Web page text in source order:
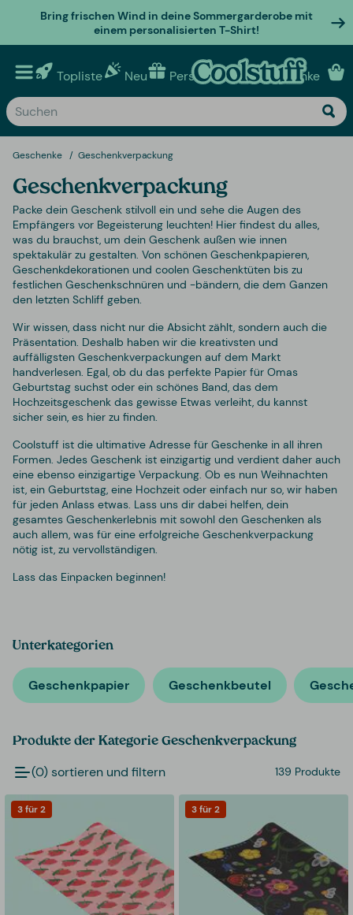
Bring frischen Wind in deine Sommergarderobe mit
einem personalisierten T-Shirt!
Topliste Neu Personalisierte geschenke
Geschenke Geschenkverpackung
Geschenkverpackung
Packe dein Geschenk stilvoll ein und sehe die Augen des
Empfängers vor Begeisterung leuchten! Hier findest du alles,
was du brauchst, um dein Geschenk außen wie innen
spektakulär zu gestalten. Von schönen Geschenkpapieren,
Geschenkdekorationen und coolen Geschenktüten bis zu
festlichen Geschenkschnüren und -bändern, die dem Ganzen
den letzten Schliff geben.
Wir wissen, dass nicht nur die Absicht zählt, sondern auch die
Präsentation. Deshalb haben wir die kreativsten und
auffälligsten Geschenkverpackungen auf dem Markt
handverlesen. Egal, ob du das perfekte Papier für Omas
Geburtstag suchst oder ein schönes Band, das dem
Hochzeitsgeschenk das gewisse Etwas verleiht, du kannst
sicher sein, es hier zu finden.
Coolstuff ist die ultimative Adresse für Geschenke in all ihren
Formen. Jedes Geschenk ist einzigartig und verdient daher auch
eine ebenso einzigartige Verpackung. Ob es nun Weihnachten
ist, ein Geburtstag, eine Hochzeit oder einfach nur so, wir haben
für jeden Anlass etwas. Lass uns dir dabei helfen, dein
gesamtes Geschenkerlebnis mit sowohl den Geschenken als
auch allem, was für eine erfolgreiche Geschenkverpackung
nötig ist, zu vervollständigen.
Lass das Einpacken beginnen!
Unterkategorien
Geschenkpapier Geschenkbeutel
Produkte der Kategorie Geschenkverpackung
(0) sortieren und filtern 139 Produkte
3 für 2 3 für 2